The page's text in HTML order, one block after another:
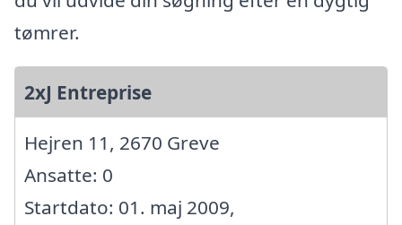
tømrer.
2xJ Entreprise
Hejren 11, 2670 Greve
Ansatte: 0
Startdato: 01. maj 2009,